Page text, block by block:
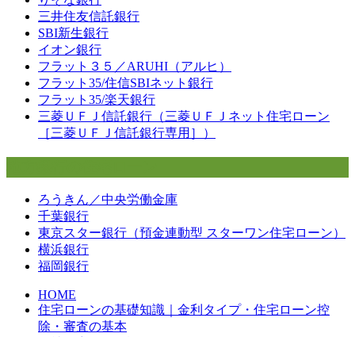
三井住友信託銀行
SBI新生銀行
イオン銀行
フラット３５／ARUHI（アルヒ）
フラット35/住信SBIネット銀行
フラット35/楽天銀行
三菱ＵＦＪ信託銀行（三菱ＵＦＪネット住宅ローン
［三菱ＵＦＪ信託銀行専用］）
ろうきん／中央労働金庫
千葉銀行
東京スター銀行（預金連動型 スターワン住宅ローン）
横浜銀行
福岡銀行
HOME
住宅ローンの基礎知識｜金利タイプ・住宅ローン控
除・審査の基本